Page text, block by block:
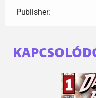
Publisher: